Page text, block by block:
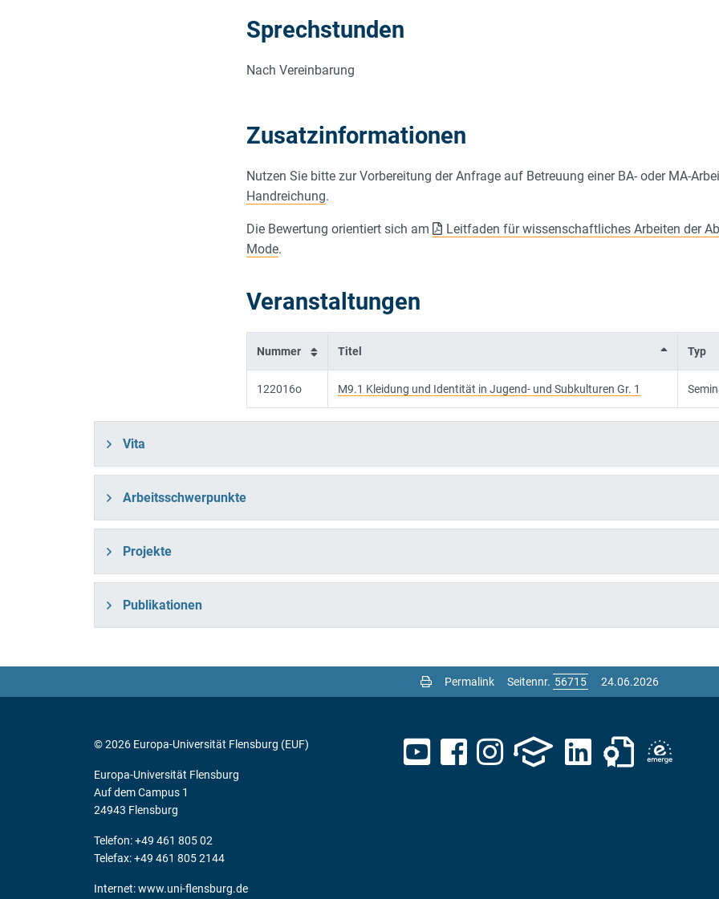
Sprechstunden
Nach Vereinbarung
Zusatzinformationen
Nutzen Sie bitte zur Vorbereitung der Anfrage auf Betreuung einer BA- oder MA-
Handreichung.
Die Bewertung orientiert sich am
Leitfaden für wissenschaftliches Arbeiten der
Mode.
Veranstaltungen
Nummer Titel Typ
122016o M9.1 Kleidung und Identität in Jugend- und Subkulturen Gr. 1
Vita
Arbeitsschwerpunkte
Projekte
Publikationen
Permalink Seitennr. 24.06.2026
© 2026 Europa-Universität Flensburg (EUF)
Europa-Universität Flensburg
Auf dem Campus 1
24943 Flensburg
Telefon: +49 461 805 02
Telefax: +49 461 805 2144
Internet:www.uni-flensburg.de